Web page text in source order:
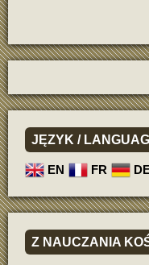
JĘZYK /
EN FR
Z NAUCZANIA